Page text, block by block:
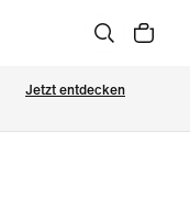
Jetzt entdecken